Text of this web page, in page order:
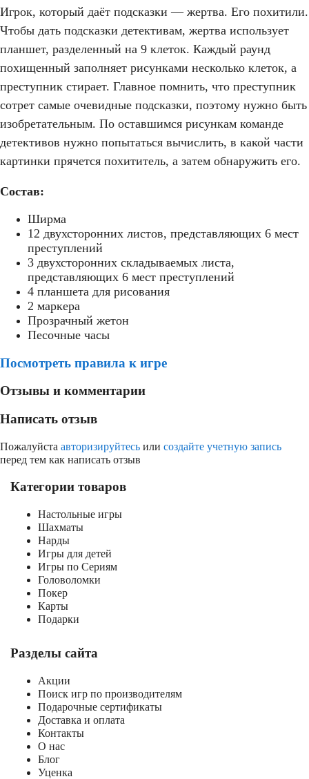
Игрок, который даёт подсказки — жертва. Его похитили.
Чтобы дать подсказки детективам, жертва использует
планшет, разделенный на 9 клеток. Каждый раунд
похищенный заполняет рисунками несколько клеток, а
преступник стирает. Главное помнить, что преступник
сотрет самые очевидные подсказки, поэтому нужно быть
изобретательным. По оставшимся рисункам команде
детективов нужно попытаться вычислить, в какой части
картинки прячется похититель, а затем обнаружить его.
Состав:
Ширма
12 двухсторонних листов, представляющих 6 мест
преступлений
3 двухсторонних складываемых листа,
представляющих 6 мест преступлений
4 планшета для рисования
2 маркера
Прозрачный жетон
Песочные часы
Посмотреть правила к игре
Отзывы и комментарии
Написать отзыв
Пожалуйста авторизируйтесь или создайте учетную запись
перед тем как написать отзыв
Категории товаров
Настольные игры
Шахматы
Нарды
Игры для детей
Игры по Сериям
Головоломки
Покер
Карты
Подарки
Разделы сайта
Акции
Поиск игр по производителям
Подарочные сертификаты
Доставка и оплата
Контакты
О нас
Блог
Уценка